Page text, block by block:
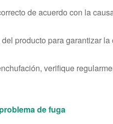
de acuerdo con la
producto para garantizar
verifique
de fuga